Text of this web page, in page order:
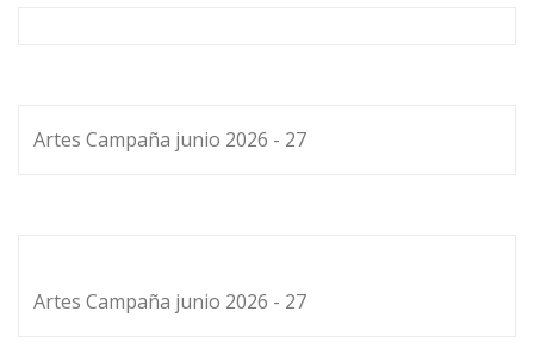
Artes Campaña junio 2026 - 27
Artes Campaña junio 2026 - 27